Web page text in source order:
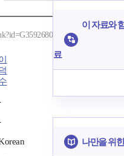
이 자료와
료
나만을 위